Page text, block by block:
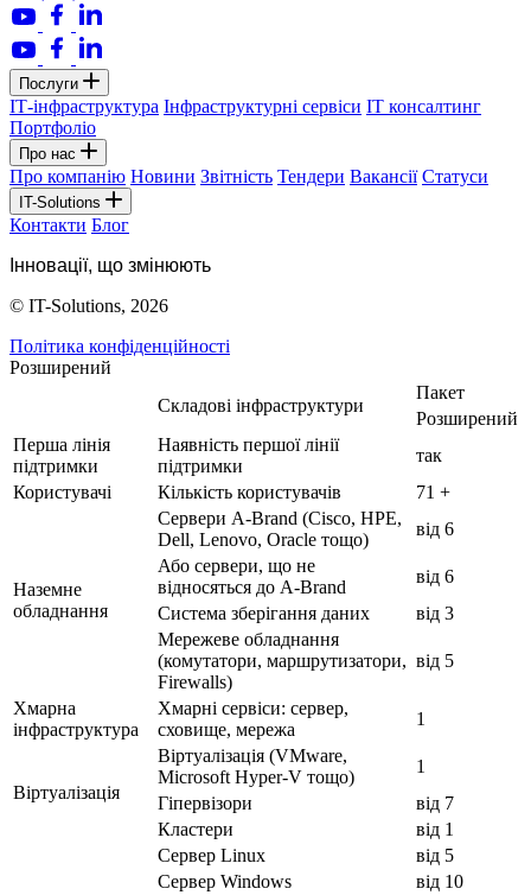
Послуги
ІТ-інфраструктура Інфраструктурні сервіси IT консалтинг
Портфоліо
Про нас
Про компанію Новини Звітність Тендери Вакансії Статуси
IT-Solutions
Контакти Блог
Інновації, що змінюють
© IT-Solutions, 2026
Політика конфіденційності
Розширений
Складові інфраструктури
Пакет
Розширений
Перша лінія
підтримки
Наявність першої лінії
підтримки
так
Користувачі
Кількість користувачів 71 +
Наземне
обладнання
Сервери A-Brand (Cisco, HPE,
Dell, Lenovo, Oracle тощо)
від 6
Або сервери, що не
відносяться до A-Brand
від 6
Система зберігання даних
від 3
Мережеве обладнання
(комутатори, маршрутизатори,
Firewalls)
від 5
Хмарна
інфраструктура
Хмарні сервіси: сервер,
сховище, мережа
1
Віртуалізація
Віртуалізація (VMware,
Microsoft Hyper-V тощо)
1
Гіпервізори
від 7
Кластери
від 1
Сервер Linux
від 5
Сервер Windows
від 10